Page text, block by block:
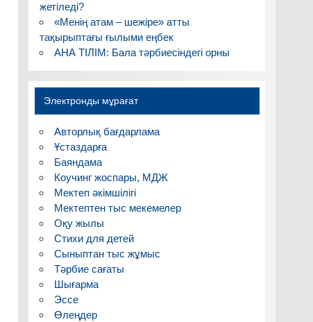
жетіледі?
«Менің атам – шежіре» атты
тақырыптағы ғылыми еңбек
АНА ТІЛІМ: Бала тәрбиесіндегі орны
Электронды мұрағат
Авторлық бағдарлама
Ұстаздарға
Баяндама
Коучинг жоспары, МДЖ
Мектеп әкімшілігі
Мектептен тыс мекемелер
Оқу жылы
Стихи для детей
Сыныптан тыс жұмыс
Тәрбие сағаты
Шығарма
Эссе
Өлеңдер